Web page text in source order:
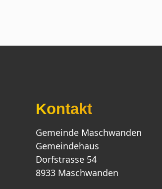
Kontakt
Gemeinde Maschwanden
Gemeindehaus
Dorfstrasse 54
8933 Maschwanden